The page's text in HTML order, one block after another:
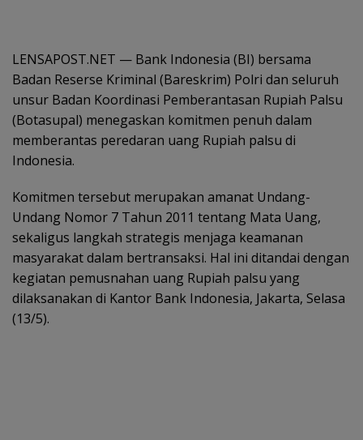
LENSAPOST.NET — Bank Indonesia (BI) bersama
Badan Reserse Kriminal (Bareskrim) Polri dan seluruh
unsur Badan Koordinasi Pemberantasan Rupiah Palsu
(Botasupal) menegaskan komitmen penuh dalam
memberantas peredaran uang Rupiah palsu di
Indonesia.
Komitmen tersebut merupakan amanat Undang-
Undang Nomor 7 Tahun 2011 tentang Mata Uang,
sekaligus langkah strategis menjaga keamanan
masyarakat dalam bertransaksi. Hal ini ditandai dengan
kegiatan pemusnahan uang Rupiah palsu yang
dilaksanakan di Kantor Bank Indonesia, Jakarta, Selasa
(13/5).